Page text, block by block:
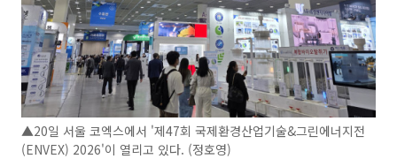
▲20일 서울 코엑스에서 '제47회 국제환경산업기술&그린에너지전
(ENVEX) 2026'이 열리고 있다. (정호영)